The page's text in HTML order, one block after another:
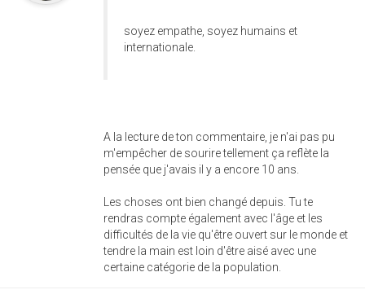
soyez empathe, soyez humains et
internationale.
A la lecture de ton commentaire, je n'ai pas pu
m'empêcher de sourire tellement ça reflète la
pensée que j'avais il y a encore 10 ans.
Les choses ont bien changé depuis. Tu te
rendras compte également avec l'âge et les
difficultés de la vie qu'être ouvert sur le monde et
tendre la main est loin d'être aisé avec une
certaine catégorie de la population.